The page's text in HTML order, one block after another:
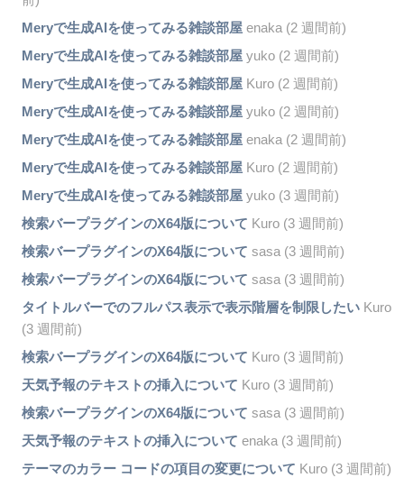
Meryで生成AIを使ってみる雑談部屋enaka (2 週間前)
Meryで生成AIを使ってみる雑談部屋yuko (2 週間前)
Meryで生成AIを使ってみる雑談部屋Kuro (2 週間前)
Meryで生成AIを使ってみる雑談部屋yuko (2 週間前)
Meryで生成AIを使ってみる雑談部屋enaka (2 週間前)
Meryで生成AIを使ってみる雑談部屋Kuro (2 週間前)
Meryで生成AIを使ってみる雑談部屋yuko (3 週間前)
検索バープラグインのX64版について Kuro (3 週間前)
検索バープラグインのX64版について sasa (3 週間前)
検索バープラグインのX64版について sasa (3 週間前)
タイトルバーでのフルパス表示で表示階層を制限したいKuro
(3 週間前)
検索バープラグインのX64版について Kuro (3 週間前)
天気予報のテキストの挿入について Kuro (3 週間前)
検索バープラグインのX64版について sasa (3 週間前)
天気予報のテキストの挿入について enaka (3 週間前)
テーマのカラー コードの項目の変更について Kuro (3 週間前)